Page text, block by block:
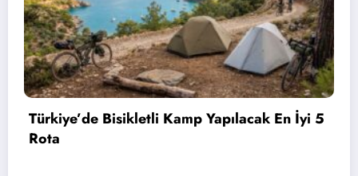
Bahçelievler’de 2 Bin 71 Öğrenciye